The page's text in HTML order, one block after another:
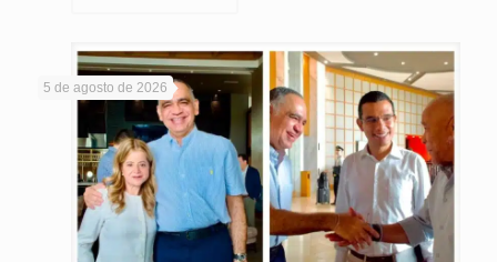
5 de agosto de 2026